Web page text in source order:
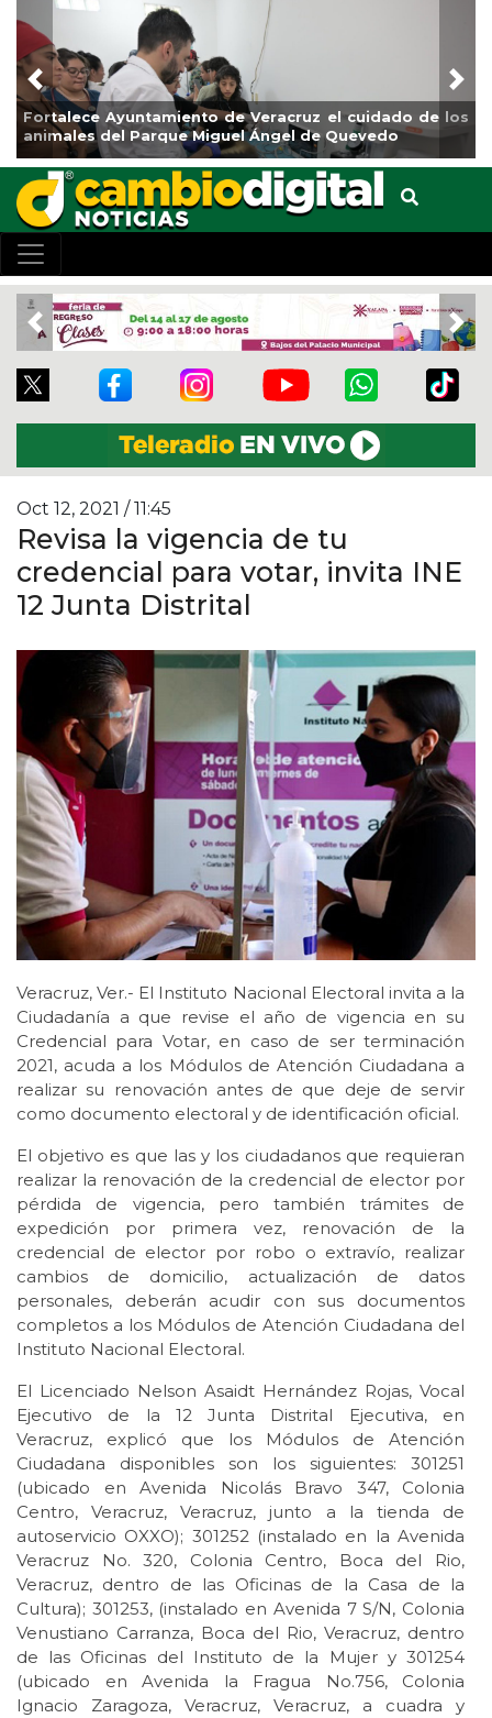
de Veracruz el cuidado de los
Parque Miguel Ángel de Quevedo
La ciudad de
de
Previous
Previous
Oct 12, 2021 / 11:45
Revisa la vigencia de tu
credencial para votar, invita INE
12 Junta Distrital
Veracruz, Ver.- El Instituto Nacional Electoral invita a la
Ciudadanía a que revise el año de vigencia en su
Credencial para Votar, en caso de ser terminación
2021, acuda a los Módulos de Atención Ciudadana a
realizar su renovación antes de que deje de servir
como documento electoral y de identificación oficial.
El objetivo es que las y los ciudadanos que requieran
realizar la renovación de la credencial de elector por
pérdida de vigencia, pero también trámites de
expedición por primera vez, renovación de la
credencial de elector por robo o extravío, realizar
cambios de domicilio, actualización de datos
personales, deberán acudir con sus documentos
completos a los Módulos de Atención Ciudadana del
Instituto Nacional Electoral.
El Licenciado Nelson Asaidt Hernández Rojas, Vocal
Ejecutivo de la 12 Junta Distrital Ejecutiva, en
Veracruz, explicó que los Módulos de Atención
Ciudadana disponibles son los siguientes: 301251
(ubicado en Avenida Nicolás Bravo 347, Colonia
Centro, Veracruz, Veracruz, junto a la tienda de
autoservicio OXXO); 301252 (instalado en la Avenida
Veracruz No. 320, Colonia Centro, Boca del Rio,
Veracruz, dentro de las Oficinas de la Casa de la
Cultura); 301253, (instalado en Avenida 7 S/N, Colonia
Venustiano Carranza, Boca del Rio, Veracruz, dentro
de las Oficinas del Instituto de la Mujer y 301254
(ubicado en Avenida la Fragua No.756, Colonia
Ignacio Zaragoza, Veracruz, Veracruz, a cuadra y